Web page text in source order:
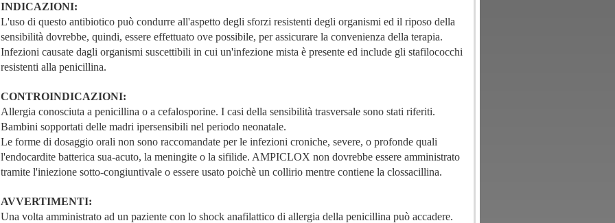
INDICAZIONI:
L'uso di questo antibiotico può condurre all'aspetto degli sforzi resistenti degli organismi ed il riposo della
sensibilità dovrebbe, quindi, essere effettuato ove possibile, per assicurare la convenienza della terapia.
Infezioni causate dagli organismi suscettibili in cui un'infezione mista è presente ed include gli stafilococchi
resistenti alla penicillina.
CONTROINDICAZIONI:
Allergia conosciuta a penicillina o a cefalosporine. I casi della sensibilità trasversale sono stati riferiti.
Bambini sopportati delle madri ipersensibili nel periodo neonatale.
Le forme di dosaggio orali non sono raccomandate per le infezioni croniche, severe, o profonde quali
l'endocardite batterica sua-acuto, la meningite o la sifilide. AMPICLOX non dovrebbe essere amministrato
tramite l'iniezione sotto-congiuntivale o essere usato poichè un collirio mentre contiene la clossacillina.
AVVERTIMENTI:
Una volta amministrato ad un paziente con lo shock anafilattico di allergia della penicillina può accadere.